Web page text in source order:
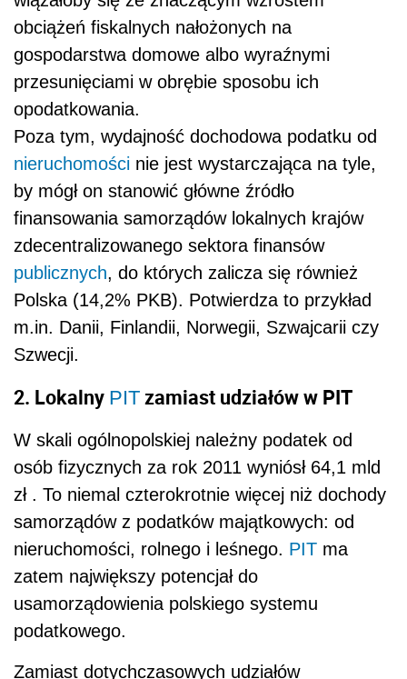
obciążeń fiskalnych nałożonych na
gospodarstwa domowe albo wyraźnymi
przesunięciami w obrębie sposobu ich
opodatkowania.
Poza tym, wydajność dochodowa podatku od
nieruchomości nie jest wystarczająca na tyle,
by mógł on stanowić główne źródło
finansowania samorządów lokalnych krajów
zdecentralizowanego sektora finansów
publicznych, do których zalicza się również
Polska (14,2% PKB). Potwierdza to przykład
m.in. Danii, Finlandii, Norwegii, Szwajcarii czy
Szwecji.
2. Lokalny PIT zamiast udziałów w PIT
W skali ogólnopolskiej należny podatek od
osób fizycznych za rok 2011 wyniósł 64,1 mld
zł . To niemal czterokrotnie więcej niż dochody
samorządów z podatków majątkowych: od
nieruchomości, rolnego i leśnego. PIT ma
zatem największy potencjał do
usamorządowienia polskiego systemu
podatkowego.
Zamiast dotychczasowych udziałów